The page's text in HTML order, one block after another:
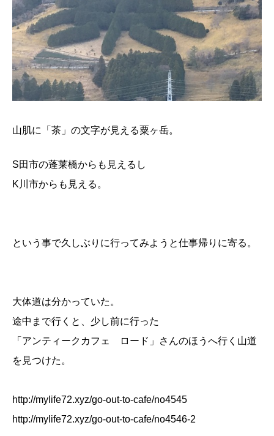
山肌に「茶」の文字が見える粟ヶ岳。
S田市の蓬莱橋からも見えるし
K川市からも見える。
という事で久しぶりに行ってみようと仕事帰りに寄る。
大体道は分かっていた。
途中まで行くと、少し前に行った
「アンティークカフェ ロード」さんのほうへ行く山道
を見つけた。
http://mylife72.xyz/go-out-to-cafe/no4545
http://mylife72.xyz/go-out-to-cafe/no4546-2